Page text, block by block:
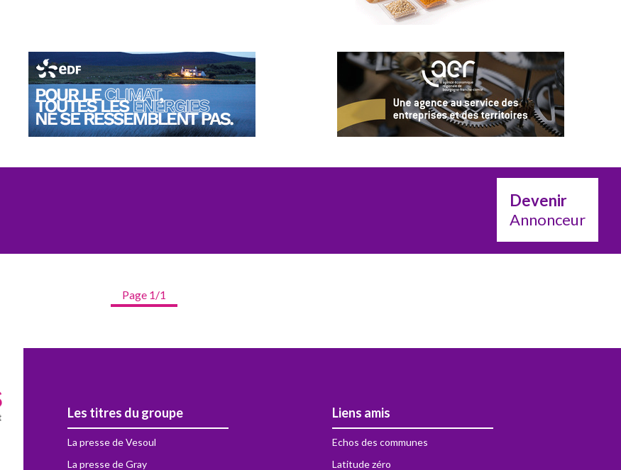
Devenir
Annonceur
Page 1/1
Les titres du groupe
La presse de Vesoul
La presse de Gray
Liens amis
Echos des communes
Latitude zéro